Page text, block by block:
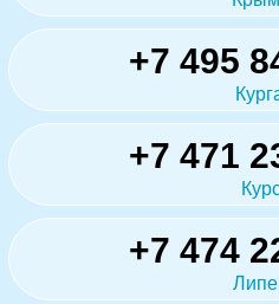
+7 495
+7 471
+7 474